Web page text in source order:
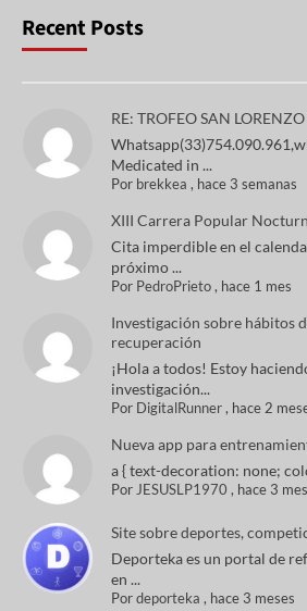
Recent Posts
RE: TROFEO SAN
Medicated in ...
Por brekkea , hace 3 semanas
XIII Carrera Popular
Cita imperdible en el
próximo ...
Por PedroPrieto, hace 1 mes
Investigación sobre hábitos
recuperación
¡Hola a todos! Estoy
investigación...
Por DigitalRunner, hace 2
Nueva app para
a { text-decoration: none;
Por JESUSLP1970 , hace 3
Site sobre deportes,
Deporteka es un portal de
en ...
Pordeporteka , hace 3 meses